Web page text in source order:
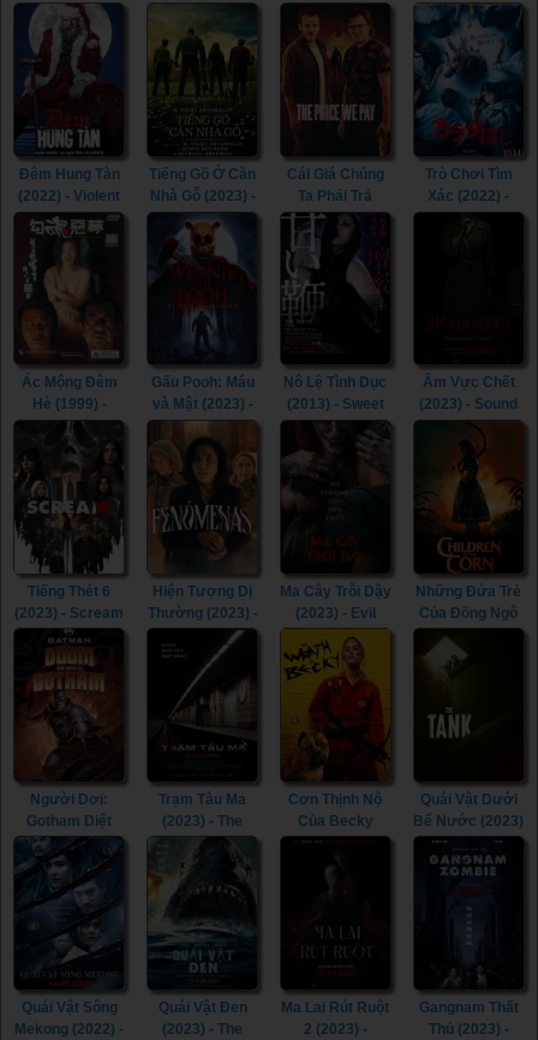
The Last
Voyage of the
Demeter (2023)
Pale Blue Eye
(2022)
Đêm Hung Tàn
(2022) - Violent
Night (2022)
Tiếng Gõ Ở Căn
Nhà Gỗ (2023) -
Knock at the
Cabin (2023)
Cái Giá Chúng
Ta Phải Trả
(2023) - The
Price We Pay
(2023)
Trò Chơi Tìm
Xác (2022) -
Re/Member
Ác Mộng Đêm
Hè (1999) -
Erotic
Nightmare
(1999)
Gấu Pooh: Máu
và Mật (2023) -
Winnie-the-
Pooh: Blood and
Honey (2023)
Nô Lệ Tình Dục
(2013) - Sweet
Whip (2013)
Âm Vực Chết
(2023) - Sound
(2023)
Tiếng Thét 6
(2023) - Scream
VI (2023)
Hiện Tượng Dị
Thường (2023) -
Phenomena
(2023)
Ma Cây Trỗi Dậy
(2023) - Evil
Dead Rise
(2023)
Những Đứa Trẻ
Của Đồng Ngô
(2020) -
Children of the
Người Dơi:
Gotham Diệt
Vong (2023) -
Batman: The
Doom That
Came to
Gotham (2023)
Trạm Tàu Ma
(2023) - The
Ghost Station
(2023)
Cơn Thịnh Nộ
Của Becky
(2023)
Quái Vật Dưới
Bể Nước (2023)
- The Tank
(2023)
Quái Vật Sông
Mekong (2022) -
Quái Vật Đen
(2023) - The
Ma Lai Rút Ruột
2 (2023) -
Gangnam Thất
Thủ (2023) -